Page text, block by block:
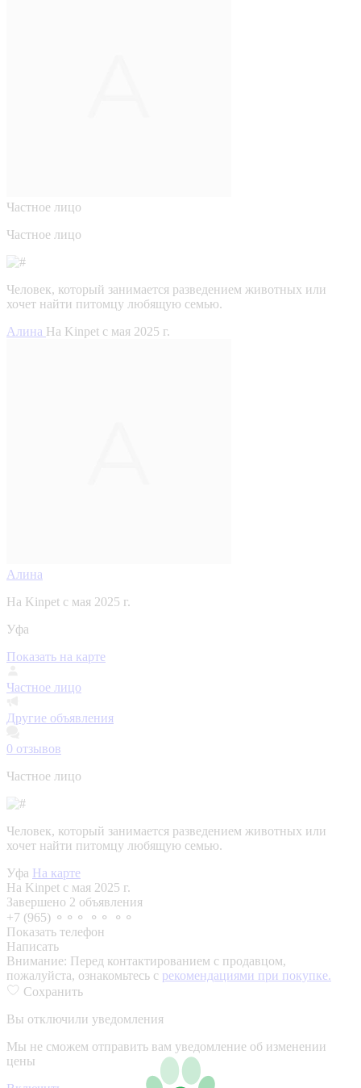
Частное лицо
Частное лицо
Человек, который занимается разведением животных или
хочет найти питомцу любящую семью.
Алина На Kinpet c мая 2025 г.
Алина
На Kinpet c мая 2025 г.
Уфа
Показать на карте
Частное лицо
Другие объявления
0 отзывов
Частное лицо
Человек, который занимается разведением животных или
хочет найти питомцу любящую семью.
Уфа На карте
На Kinpet c мая 2025 г.
Завершено 2 объявления
+7 (965) ⚬⚬⚬ ⚬⚬ ⚬⚬
Показать телефон
Написать
Внимание: Перед контактированием с продавцом,
пожалуйста, ознакомьтесь с рекомендациями при покупке.
Сохранить
Вы отключили уведомления
Мы не сможем отправить вам уведомление об изменении
цены